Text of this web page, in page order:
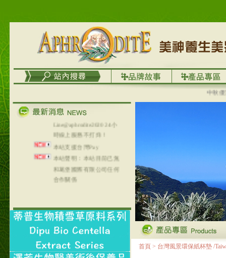
中秋優選
在外租屋者、居住處無管
理員、不方便在工作地點
取件者，歡迎多多使用
【郵局i郵箱】的服務喔～
【i郵箱】設立的地點，請
成功加入
Line@aphrodite2020 24小
時線上服務不打烊！
本站支援台灣Pay
本站聲明：本站目前已無
和葛堡國際有限公司任何
合作關係
本站支援支付宝
NT$320(RMB￥71.00)
首頁 > 台灣風景環保紙杯墊 /